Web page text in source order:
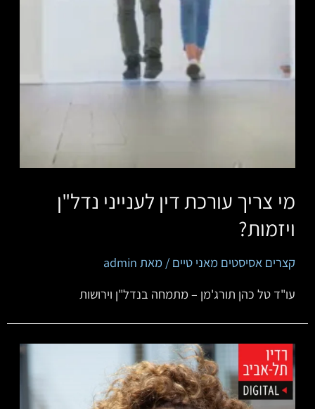
מי צריך עורכת דין לענייני נדל"ן
ויזמות?
קצרים אסיסטים מאני טיים / מאת admin
‏‏‏‏‏‏‏‏‏‏‏‏עו"ד טל כהן תורג'מן – מתמחה בנדל"ן וירושות